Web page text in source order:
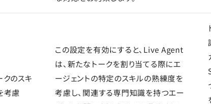
クのスキ
考慮
この設定を有効にすると、Live Agent
は、新たなトークを割り当てる際にエ
ージェントの特定のスキルの熟練度を
考慮し、関連する専門知識を持つエー